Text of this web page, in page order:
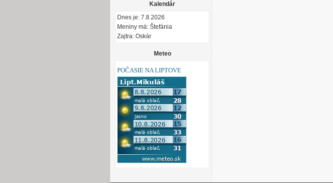
Kalendár
Dnes je: 7.8.2026
Meniny má: Štefánia
Zajtra: Oskár
Meteo
POČASIE NA LIPTOVE